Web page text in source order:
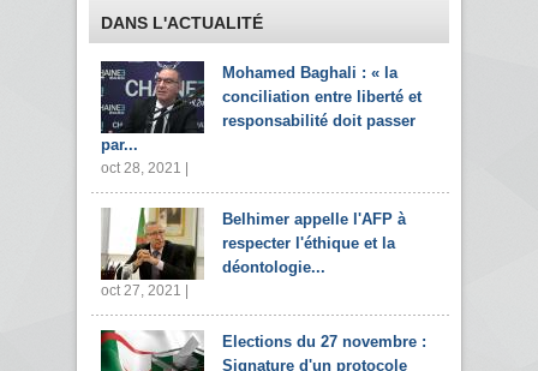
DANS L'ACTUALITÉ
Mohamed Baghali : « la
conciliation entre liberté et
responsabilité doit passer
par...
oct 28, 2021 |
Belhimer appelle l'AFP à
respecter l'éthique et la
déontologie...
oct 27, 2021 |
Elections du 27 novembre :
Signature d'un protocole